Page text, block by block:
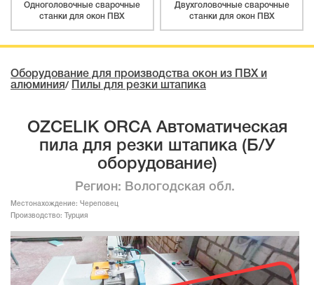
Одноголовочные сварочные
станки для окон ПВХ
Двухголовочные сварочные
станки для окон ПВХ
Оборудование для производства окон из ПВХ и
алюминия/ Пилы для резки штапика
OZCELIK ORCA Автоматическая
пила для резки штапика (Б/У
оборудование)
Регион: Вологодская обл.
Местонахождение: Череповец
Производство:
Турция